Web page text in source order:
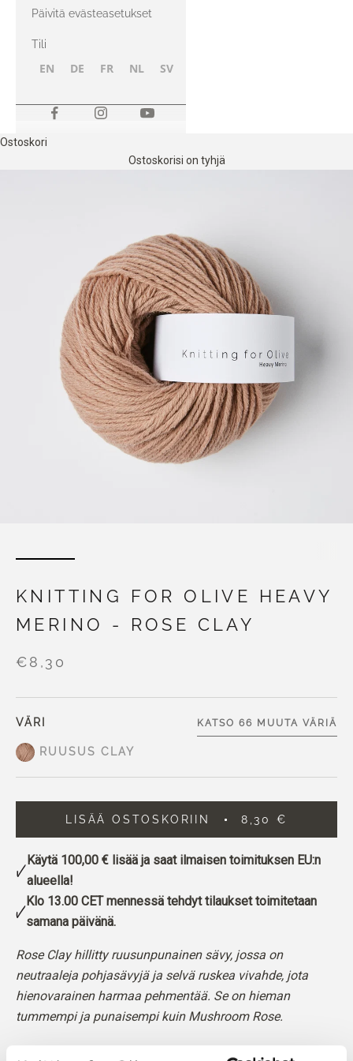
kanssa
Päivitä evästeasetukset
Tili
EN DE FR NL SV
Ostoskori
Ostoskorisi on tyhjä
KNITTING FOR OLIVE HEAVY
MERINO - ROSE CLAY
€8,30
VÄRI
RUUSUS CLAY
KATSO 66 MUUTA VÄRIÄ
LISÄÄ OSTOSKORIIN 8,30 €
Käytä 100,00 € lisää ja saat ilmaisen toimituksen EU:n
alueella!
Klo 13.00 CET mennessä tehdyt tilaukset toimitetaan
samana päivänä.
Rose Clay hillitty ruusunpunainen sävy, jossa on
neutraaleja pohjasävyjä ja selvä ruskea vivahde, jota
hienovarainen harmaa pehmentää. Se on hieman
tummempi ja punaisempi kuin Mushroom Rose.
Sävy : Neutraali